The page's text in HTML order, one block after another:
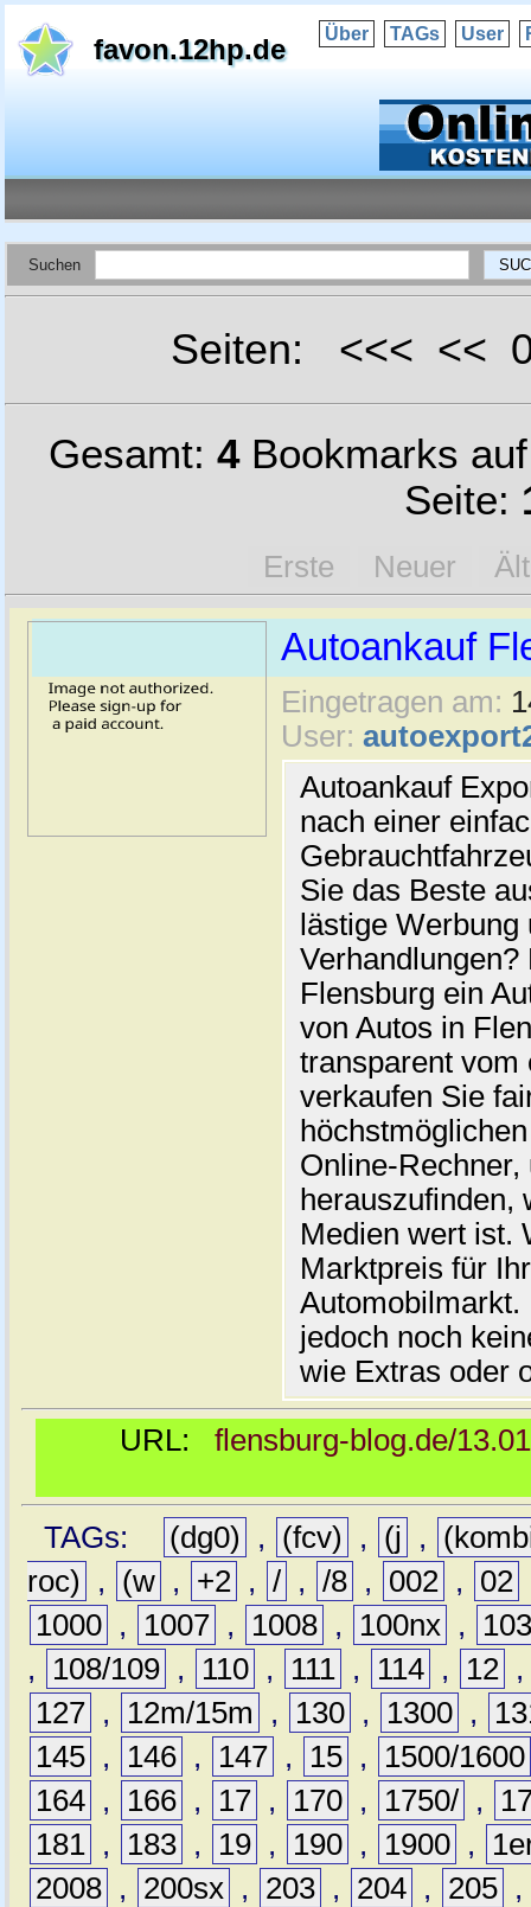
favon.12hp.de Über TAGs User
Suchen
Seiten: <<< <<
Gesamt: 4Bookmarks
Seite:
Erste Neuer
Autoankauf
Eingetragen am:
User:
Autoankauf
nach einer
Sie das Beste
lästige
Flensburg ein
von Autos in
transparent vom
verkaufen Sie
Online-
herauszufinden,
Medien wert ist.
Marktpreis für
jedoch noch
wie Extras oder
URL: flensburg-blog.de/
TAGs: (dg0) , (fcv) , (j ,
roc)
, (w , +2 , / , /8 , 002 , 02
1000 , 1007 , 1008 , 100nx ,
,
108/109 , 110 , 111 , 114 , 12
127 , 12m/15m , 130 , 1300 ,
145 , 146 , 147 , 15 ,
1500/1600
164 , 166 , 17 , 170 , 1750/ ,
181 , 183 , 19 , 190 , 1900 ,
2008 , 200sx , 203 , 204 , 205 ,